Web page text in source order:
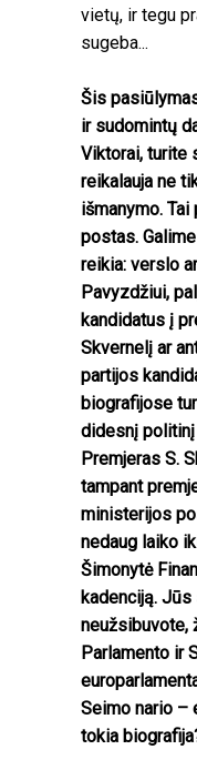
vietų, ir tegu
sugeba...
Šis
ir sudomintų
Viktorai, turite
reikalauja ne
išmanymo.
postas.
reikia: verslo
Pavyzdžiui,
kandidatus į
Skvernelį ar
partijos
biografijose
didesnį
Premjeras S.
tampant
ministerijos
nedaug laiko
Šimonytė
kadenciją.
neužsibuvote,
Parlamento ir
Seimo nario –
tokia